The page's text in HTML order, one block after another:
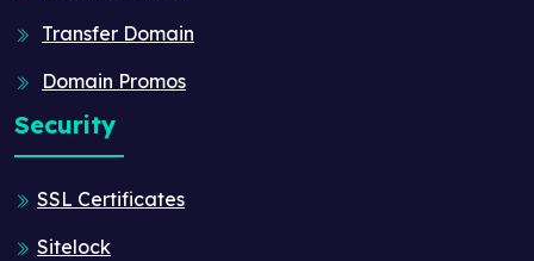
Transfer Domain
Domain Promos
Security
SSL Certificates
Sitelock